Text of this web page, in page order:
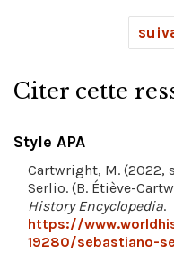
Citer cette
Style APA
Cartwright, M. (2022,
Serlio. (B. Étiève-
History Encyclopedia.
https://
19280/sebastiano-